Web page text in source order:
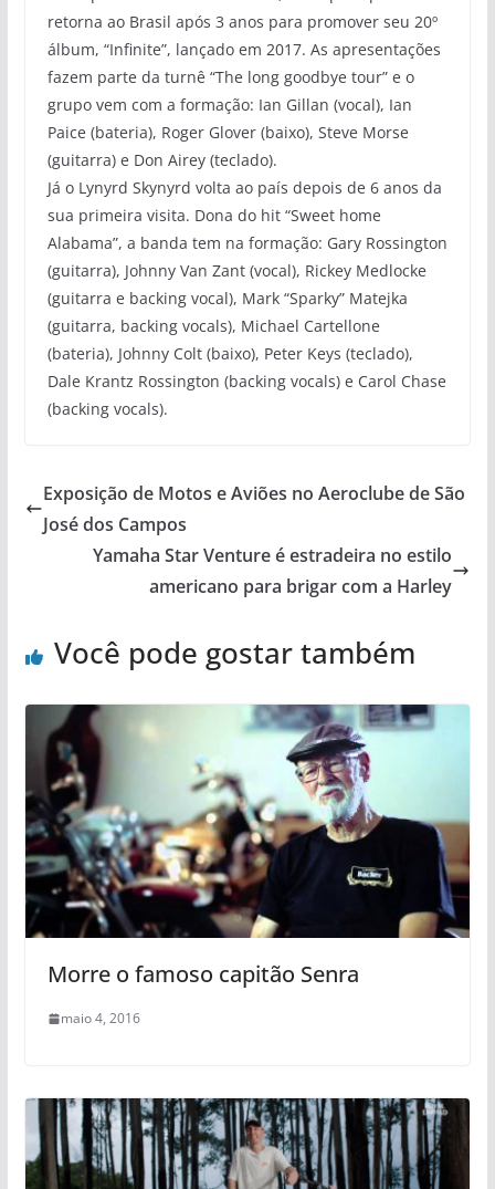
retorna ao Brasil após 3 anos para promover seu 20º
álbum, “Infinite”, lançado em 2017. As apresentações
fazem parte da turnê “The long goodbye tour” e o
grupo vem com a formação: Ian Gillan (vocal), Ian
Paice (bateria), Roger Glover (baixo), Steve Morse
(guitarra) e Don Airey (teclado).
Já o Lynyrd Skynyrd volta ao país depois de 6 anos da
sua primeira visita. Dona do hit “Sweet home
Alabama”, a banda tem na formação: Gary Rossington
(guitarra), Johnny Van Zant (vocal), Rickey Medlocke
(guitarra e backing vocal), Mark “Sparky” Matejka
(guitarra, backing vocals), Michael Cartellone
(bateria), Johnny Colt (baixo), Peter Keys (teclado),
Dale Krantz Rossington (backing vocals) e Carol Chase
(backing vocals).
Exposição de Motos e Aviões no Aeroclube de São
José dos Campos
Yamaha Star Venture é estradeira no estilo
americano para brigar com a Harley
Você pode gostar também
Morre o famoso capitão Senra
maio 4, 2016